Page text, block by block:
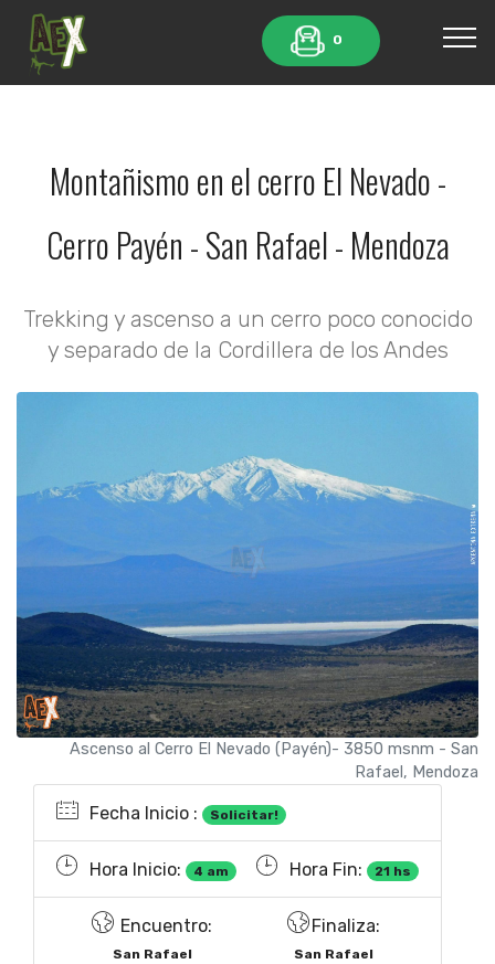
0
Montañismo en el cerro El Nevado -
Cerro Payén - San Rafael - Mendoza
Trekking y ascenso a un cerro poco conocido
y separado de la Cordillera de los Andes
Fecha Inicio : Solicitar!
Hora Inicio: 4 am Hora Fin: 21 hs
Encuentro:
San Rafael
Finaliza:
San Rafael
Ascenso al Cerro El Nevado (Payén)- 3850 msnm - San
Rafael, Mendoza